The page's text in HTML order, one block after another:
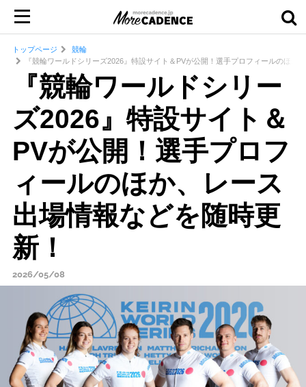
トップページ
競輪
『競輪ワールドシリーズ2026』特設サイト＆PVが公開！選手プロフィールのほか
『競輪ワールドシリー
ズ2026』特設サイト＆
PVが公開！選手プロフ
ィールのほか、レース
出場情報などを随時更
新！
2026/05/08